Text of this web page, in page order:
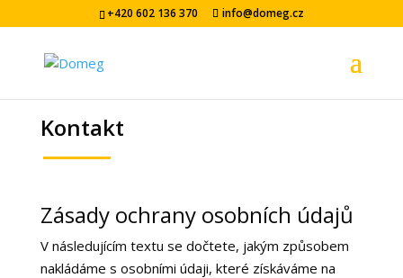
+420 602 136 370 info@domeg.cz
Kontakt
Zásady ochrany osobních údajů
V následujícím textu se dočtete, jakým způsobem
nakládáme s osobními údaji, které získáváme na